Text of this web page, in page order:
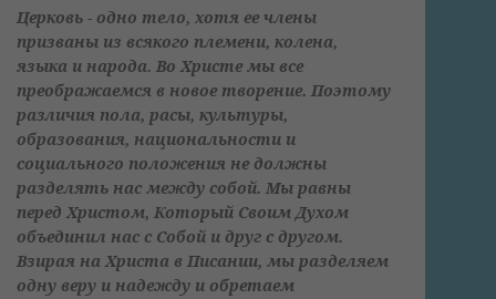
Церковь - одно тело, хотя ее члены
призваны из всякого племени, колена,
языка и народа. Во Христе мы все
преображаемся в новое творение. Поэтому
различия пола, расы, культуры,
образования, национальности и
социального положения не должны
разделять нас между собой. Мы равны
перед Христом, Который Своим Духом
объединил нас с Собой и друг с другом.
Взирая на Христа в Писании, мы разделяем
одну веру и надежду и обретаем